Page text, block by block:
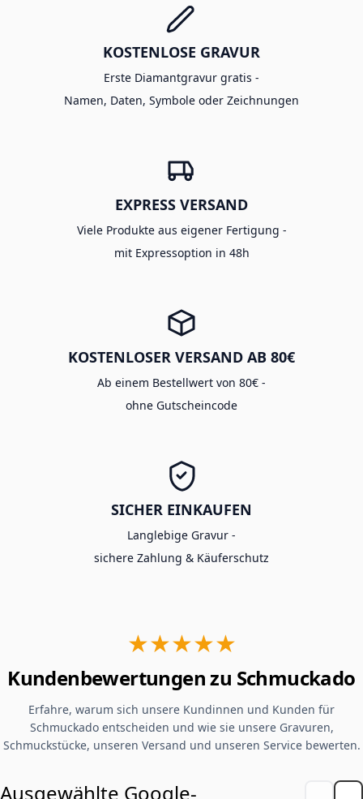
KOSTENLOSE GRAVUR
Erste Diamantgravur gratis -
Namen, Daten, Symbole oder Zeichnungen
EXPRESS VERSAND
Viele Produkte aus eigener Fertigung -
mit Expressoption in 48h
KOSTENLOSER VERSAND AB 80€
Ab einem Bestellwert von 80€ -
ohne Gutscheincode
SICHER EINKAUFEN
Langlebige Gravur -
sichere Zahlung & Käuferschutz
★★★★★
Kundenbewertungen zu Schmuckado
Erfahre, warum sich unsere Kundinnen und Kunden für
Schmuckado entscheiden und wie sie unsere Gravuren,
Schmuckstücke, unseren Versand und unseren Service bewerten.
Ausgewählte Google-